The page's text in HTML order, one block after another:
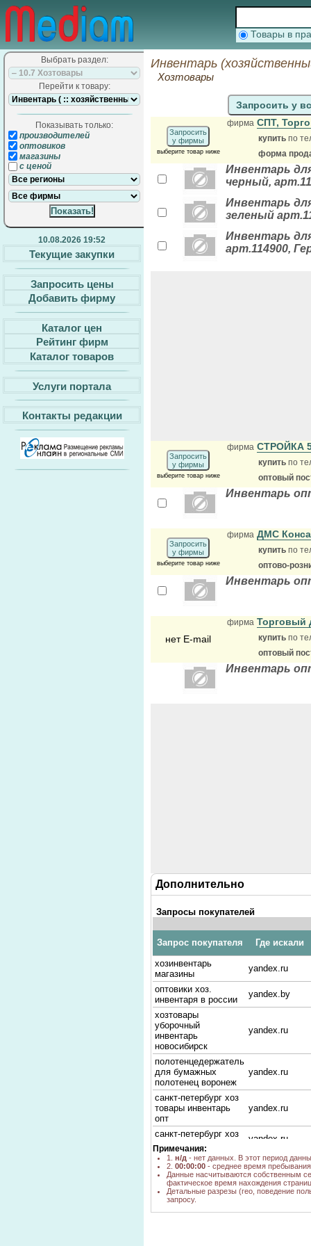
Товары в
Выбрать раздел:
Перейти к товару:
Показывать только:
производителей
оптовиков
магазины
с ценой
10.08.2026 19:52
Текущие закупки
Запросить цены
Добавить фирму
Каталог цен
Рейтинг фирм
Каталог товаров
Услуги портала
Контакты редакции
Инвентарь
Хозтовары
Запросить у
Запросить
у фирмы
выберите товар ниже
фирма СПТ,
купить по
форма
Инвентарь
черный,
Инвентарь
зеленый
Инвентарь
арт.114900,
Запросить
у фирмы
выберите товар ниже
фирма СТРОЙКА
купить по
оптовый
Инвентарь
Запросить
у фирмы
выберите товар ниже
фирма ДМС
купить по
оптово-
Инвентарь
нет E-mail
фирма Торговый
купить по
оптовый
Инвентарь
Дополнительно
Запросы покупателей
Запрос покупателя
Где искали
хозинвентарь
магазины
yandex.ru
оптовики хоз.
инвентаря в россии
yandex.by
хозтовары
уборочный
инвентарь
новосибирск
yandex.ru
полотенцедержатель
для бумажных
полотенец воронеж
yandex.ru
санкт-петербург хоз
товары инвентарь
опт
yandex.ru
санкт-петербург хоз
товары инвентарь
yandex.ru
хозтовары воронеж
yaca.yandex.ru
хозяйственные
магазины в санкт-
петербурге
yandex.ru
хозяйственный
yandex.ru,
Примечания:
1. н/д - нет данных. В этот период
2. 00:00:00 - среднее время
Данные насчитываются собственным
фактическое время нахождения
Детальные разрезы (гео, поведение
запросу.